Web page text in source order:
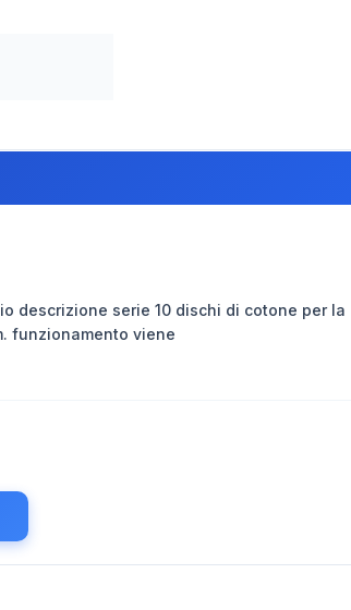
descrizione serie 10 dischi di cotone per la
funzionamento viene